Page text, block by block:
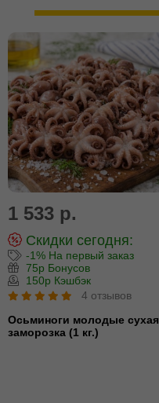
1 533 р.
Скидки сегодня:
-1% На первый заказ
75р Бонусов
150р Кэшбэк
4 отзывов
Осьминоги молодые сухая
заморозка (1 кг.)